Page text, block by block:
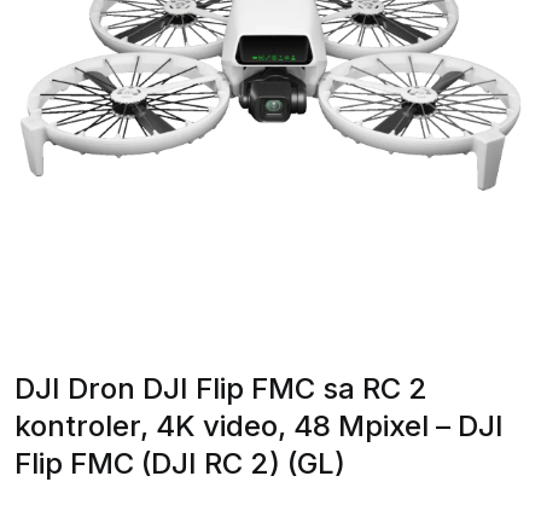
DJI Dron DJI Flip FMC sa RC 2
kontroler, 4K video, 48 Mpixel – DJI
Flip FMC (DJI RC 2) (GL)